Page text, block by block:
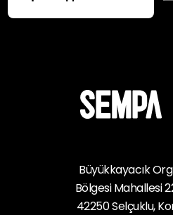
Büyükkayacık
Bölgesi Mahallesi
42250 Selçuklu,